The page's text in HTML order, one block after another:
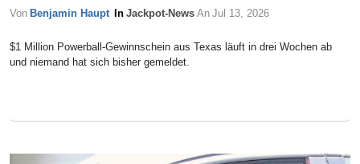
Von Benjamin Haupt In Jackpot-News An Jul 13, 2026
$1 Million Powerball-Gewinnschein aus Texas läuft in drei Wochen ab
und niemand hat sich bisher gemeldet.